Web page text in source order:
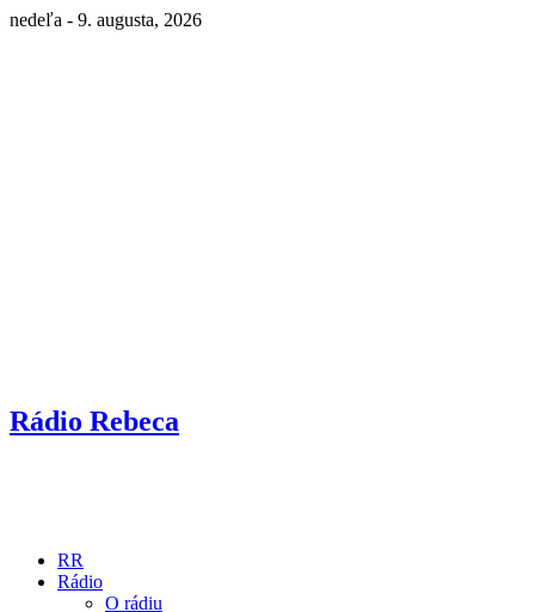
nedeľa - 9. augusta, 2026
Rádio Rebeca
RR
Rádio
O rádiu